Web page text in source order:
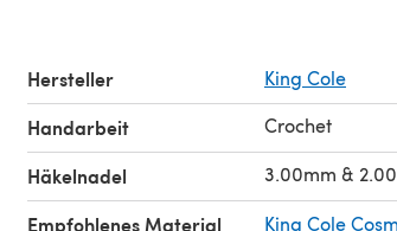
Hersteller King Cole
Handarbeit Crochet
Häkelnadel 3.00mm &
Empfohlenes Material King Cole